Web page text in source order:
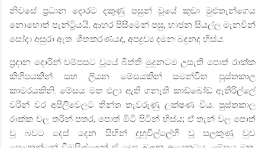
නිවසේ ප්‍රධාන දොරට දකුණු පසුන් වූයේ කුඩා මුළුතැන්ගෙය
නොහොත් පැන්ට්‍රියයි. ආහර පිසීමෙන් පසු, භාජන සියල්ල මැනවින්
සෝදා අසුරා ඇත. ශීතකරණයද, අපද්‍රව්‍ය දමන බඳුනද හිස්ය.
ප්‍රදාන දොරින් වම්පසට වූයේ බිත්ති මුදුනටම උසැති පොත් රාක්ක
කිහිපයකින් සහ ලියන මේසයකින් සමන්විත පුස්තකාල
කාමරයකිනි. මේසය මත එලා ඇති ගනැති කාඩ්බෝඩ් ඇතිරිල්ලේ
වරින් වර අපිලිවෙලට තින්ත තැවරුණු ලක්ෂණ විය. පුස්තකාල
රාක්ක වල තරින් පතර,පොත් මිටි පිටින් හිස්ය; ඒ තැන් වල පොත්
වූ බවට දෙස් දෙන සිහින් දුහුවිල්ලේහි වූ සලකුණු වුව